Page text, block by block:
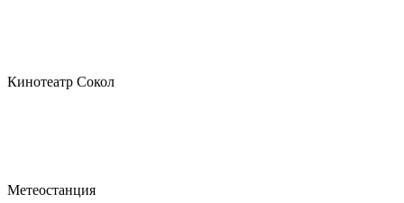
Кинотеатр Сокол
Метеостанция